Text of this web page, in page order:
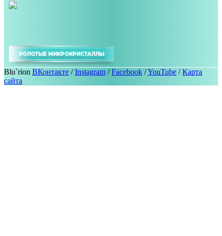
ЗОЛОТЫЕ МИКРОКРИСТАЛЛЫ
Blu`rion ВКонтакте /Instagram /Facebook /YouTube /Карта
сайта